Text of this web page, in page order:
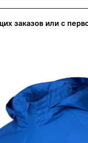
Опт 4
заказов или с